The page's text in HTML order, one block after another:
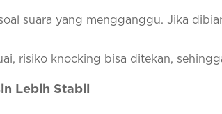
suara yang mengganggu. Jika
risiko knocking bisa ditekan,
Lebih Stabil